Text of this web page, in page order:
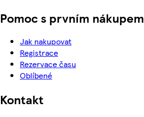
Pomoc s prvním nákupem
Jak nakupovat
Registrace
Rezervace času
Oblíbené
Kontakt